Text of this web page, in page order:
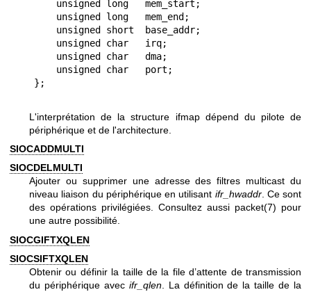
L'interprétation de la structure ifmap dépend du pilote de
périphérique et de l'architecture.
SIOCADDMULTI
SIOCDELMULTI
Ajouter ou supprimer une adresse des filtres multicast du
niveau liaison du périphérique en utilisant ifr_hwaddr. Ce sont
des opérations privilégiées. Consultez aussi packet(7) pour
une autre possibilité.
SIOCGIFTXQLEN
SIOCSIFTXQLEN
Obtenir ou définir la taille de la file d’attente de transmission
du périphérique avec ifr_qlen. La définition de la taille de la